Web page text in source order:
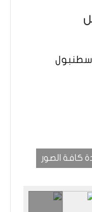
كافة الصور